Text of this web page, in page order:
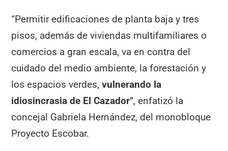
“Permitir edificaciones de planta baja y tres
pisos, además de viviendas multifamiliares o
comercios a gran escala, va en contra del
cuidado del medio ambiente, la forestación y
los espacios verdes,vulnerando la
idiosincrasia de El Cazador”, enfatizó la
concejal Gabriela Hernández, del monobloque
Proyecto Escobar.